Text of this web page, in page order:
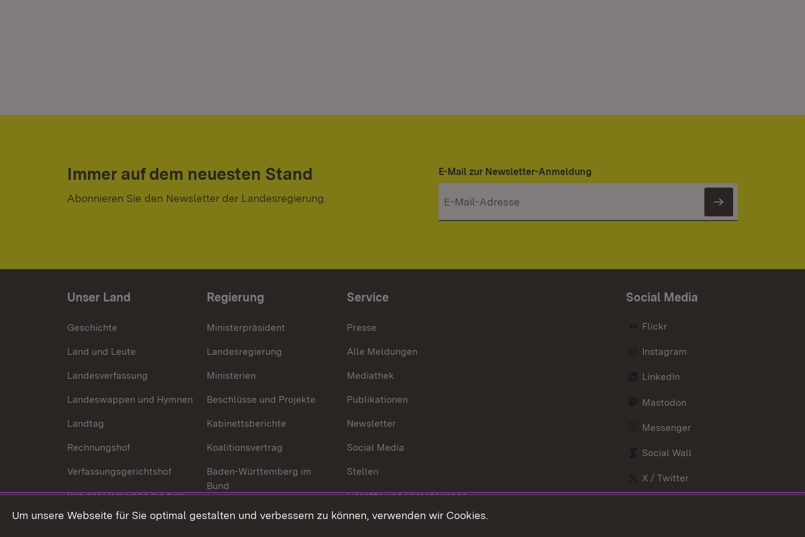
Immer auf dem neuesten Stand
Abonnieren Sie den Newsletter der Landesregierung.
E-Mail zur Newsletter-Anmeldung
Newsletter
Unser Land
Geschichte
Land und Leute
Landesverfassung
Landeswappen und Hymnen
Landtag
Rechnungshof
Verfassungsgerichtshof
Von der Gemeinde bis zum
Ministerium
Regierung
Ministerpräsident
Landesregierung
Ministerien
Beschlüsse und Projekte
Kabinettsberichte
Koalitionsvertrag
Baden-Württemberg im
Bund
In Europa und der Welt
Service
Presse
Alle Meldungen
Mediathek
Publikationen
Newsletter
Social Media
Stellen
Gesetze und Verordnungen
Gesetzblatt
Social Media
Flickr
Instagram
LinkedIn
Mastodon
Messenger
Social Wall
X / Twitter
Um unsere Webseite für Sie optimal gestalten und verbessern zu können, verwenden wir Cookies.